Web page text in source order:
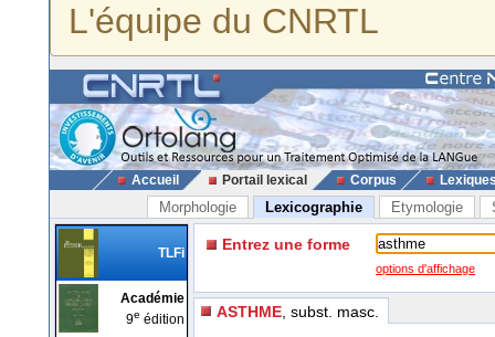
L'équipe du CNRTL
Accueil Portail lexical Corpus
Morphologie Lexicographie Etymologie
TLFi
Académie
9e édition
Entrez une forme
options d'affichage
ASTHME , subst. masc.